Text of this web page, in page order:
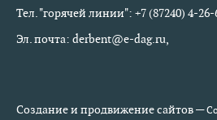
Тел. "горячей линии": +7 (87240) 4-26-
Эл. почта: derbent@e-dag.ru,
Создание и продвижение сайтов —